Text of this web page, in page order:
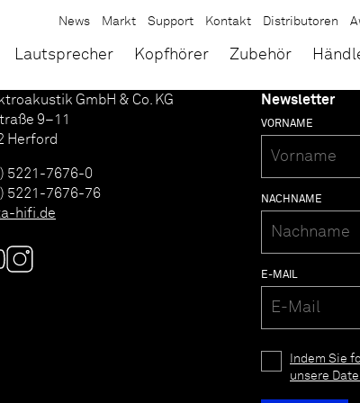
Lautsprecher Kopfhörer Zubehör
News Markt Support Kontakt Distributoren
GmbH & Co. KG
9–11
Herford
5221-7676-0
5221-7676-76
hifi.de
Newsletter
VORNAME
NACHNAME
E-MAIL
Indem Sie
unsere